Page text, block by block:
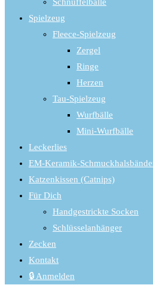
Schnüffelbälle
Spielzeug
Fleece-Spielzeug
Zergel
Ringe
Herzen
Tau-Spielzeug
Wurfbälle
Mini-Wurfbälle
Leckerlies
EM-Keramik-
Katzenkissen (Catnips)
Für Dich
Handgestrickte Socken
Schlüsselanhänger
Zecken
Kontakt
🔒 Anmelden